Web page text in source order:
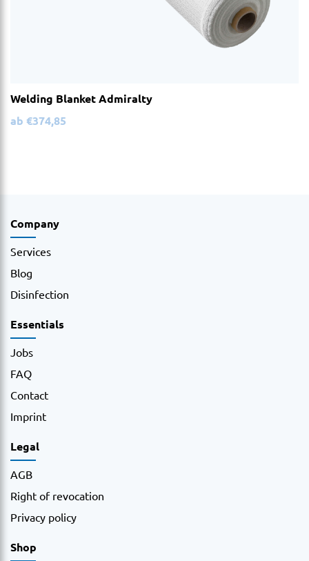
Welding Blanket Admiralty
ab €374,85
Company
Services
Blog
Disinfection
Essentials
Jobs
FAQ
Contact
Imprint
Legal
AGB
Right of revocation
Privacy policy
Shop